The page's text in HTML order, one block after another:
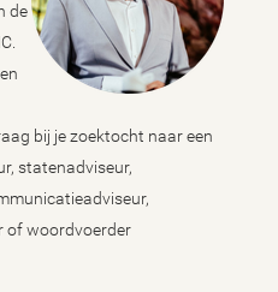
de
bij je zoektocht naar een
statenadviseur,
of woordvoerder